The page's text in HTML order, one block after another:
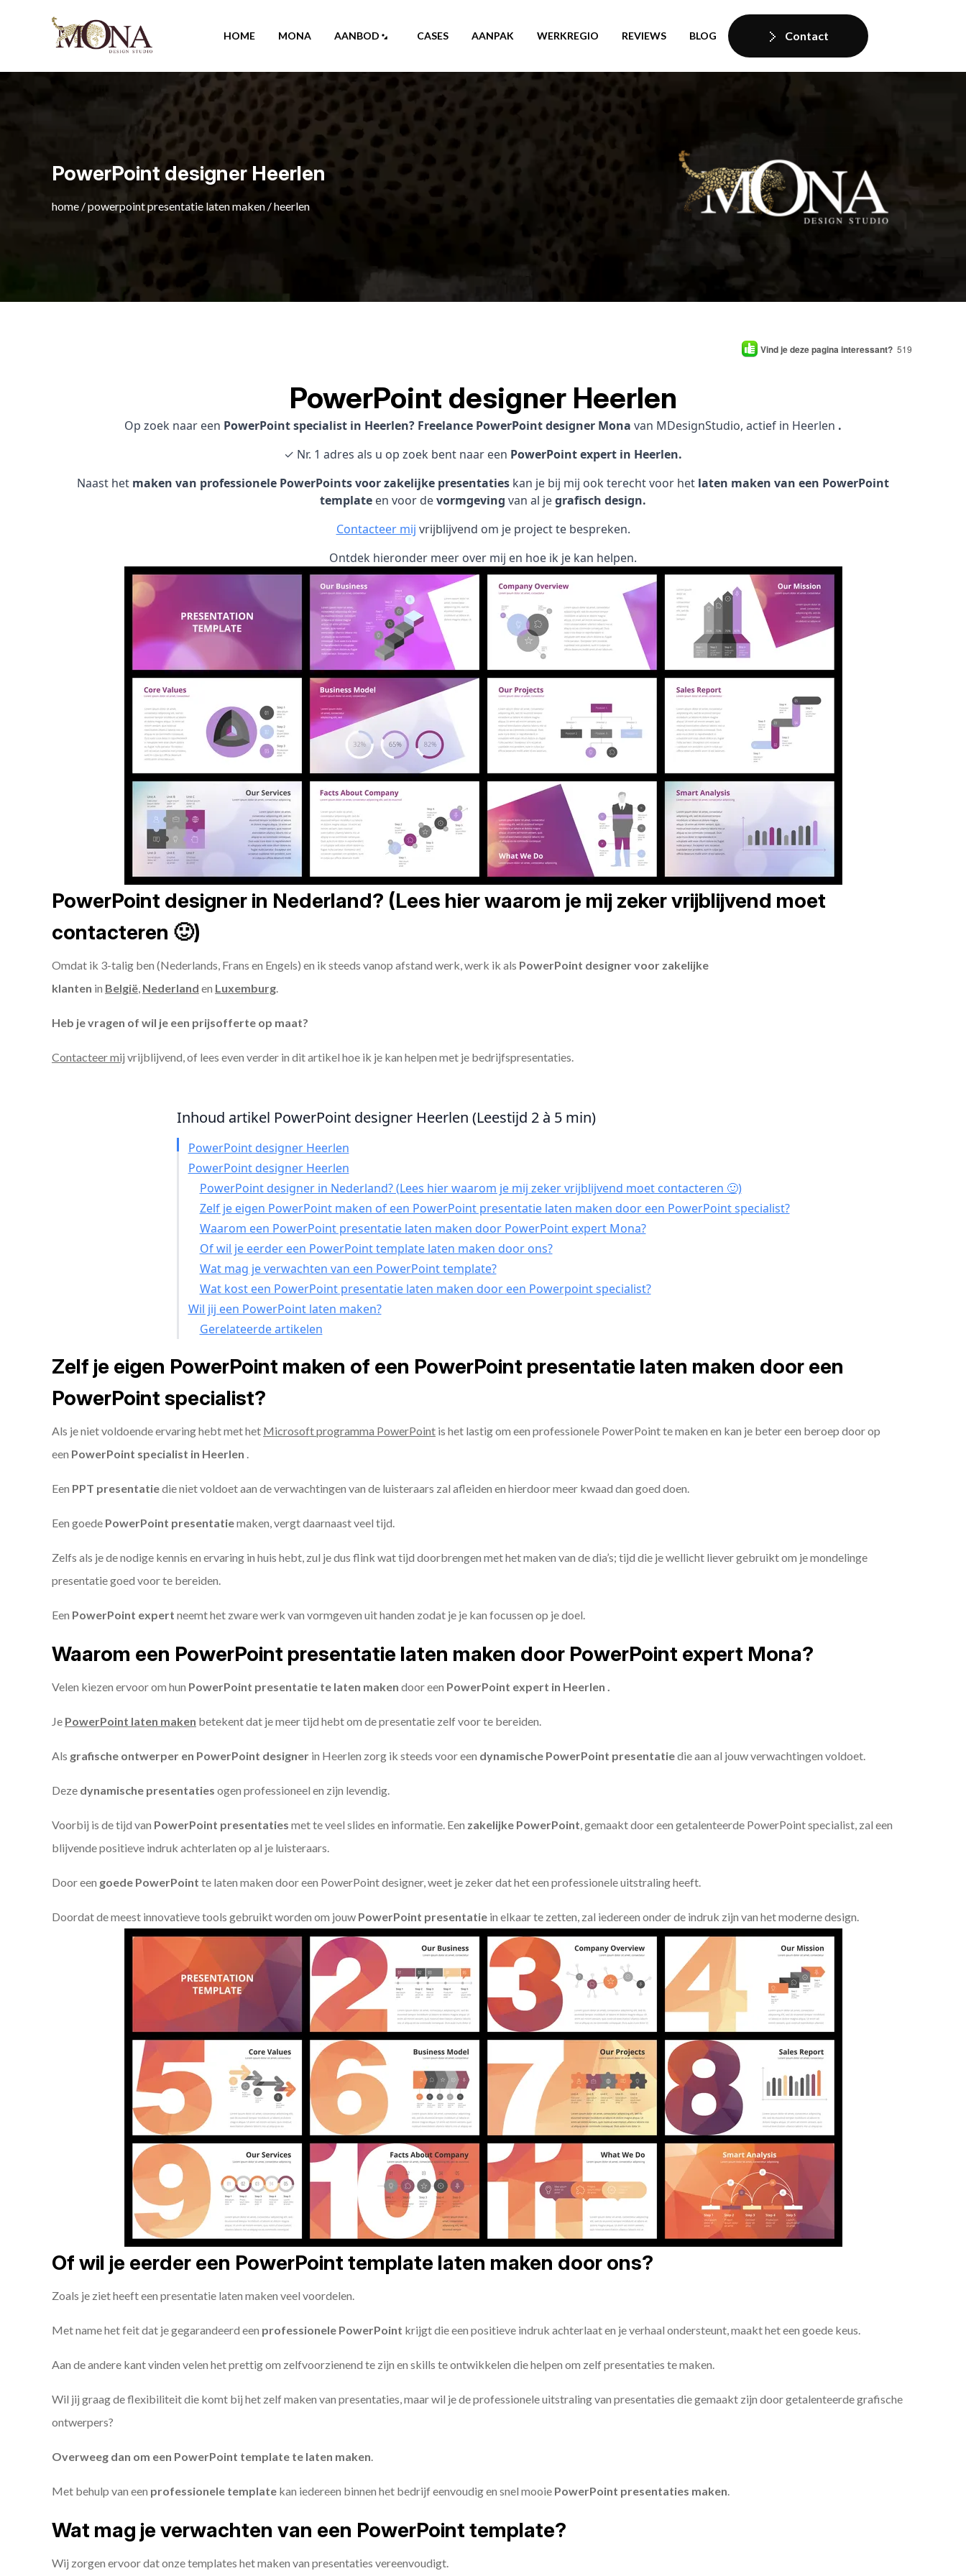
HOME MONA AANBOD CASES AANPAK WERKREGIO REVIEWS BLOG Contact
PowerPoint designer Heerlen
home /powerpoint presentatie laten maken/heerlen
Vind je deze pagina interessant? 519
PowerPoint designer Heerlen
Op zoek naar een PowerPoint specialist in Heerlen? Freelance PowerPoint designer Mona van MDesignStudio, actief in Heerlen .
✓ Nr. 1 adres als u op zoek bent naar een PowerPoint expert in Heerlen.
Naast het maken van professionele PowerPoints voor zakelijke presentaties kan je bij mij ook terecht voor het laten maken van een PowerPoint
template en voor devormgeving van al jegrafisch design.
Contacteer mij vrijblijvend om je project te bespreken.
Ontdek hieronder meer over mij en hoe ik je kan helpen.
PowerPoint designer in Nederland? (Lees hier waarom je mij zeker vrijblijvend moet
contacteren 🙂)
Omdat ik 3-talig ben (Nederlands, Frans en Engels) en ik steeds vanop afstand werk, werk ik als PowerPoint designer voor zakelijke
klanten in België, Nederland en Luxemburg.
Heb je vragen of wil je een prijsofferte op maat?
Contacteer mij vrijblijvend, of lees even verder in dit artikel hoe ik je kan helpen met je bedrijfspresentaties.
Inhoud artikel PowerPoint designer Heerlen (Leestijd 2 à 5 min)
PowerPoint designer Heerlen
PowerPoint designer Heerlen
PowerPoint designer in Nederland? (Lees hier waarom je mij zeker vrijblijvend moet contacteren 🙂)
Zelf je eigen PowerPoint maken of een PowerPoint presentatie laten maken door een PowerPoint specialist?
Waarom een PowerPoint presentatie laten maken door PowerPoint expert Mona?
Of wil je eerder een PowerPoint template laten maken door ons?
Wat mag je verwachten van een PowerPoint template?
Wat kost een PowerPoint presentatie laten maken door een Powerpoint specialist?
Wil jij een PowerPoint laten maken?
Gerelateerde artikelen
Zelf je eigen PowerPoint maken of een PowerPoint presentatie laten maken door een
PowerPoint specialist?
Als je niet voldoende ervaring hebt met het Microsoft programma PowerPoint is het lastig om een professionele PowerPoint te maken en kan je beter een beroep door op
een PowerPoint specialist in Heerlen .
Een PPT presentatiedie niet voldoet aan de verwachtingen van de luisteraars zal afleiden en hierdoor meer kwaad dan goed doen.
Een goede PowerPoint presentatiemaken, vergt daarnaast veel tijd.
Zelfs als je de nodige kennis en ervaring in huis hebt, zul je dus flink wat tijd doorbrengen met het maken van de dia’s; tijd die je wellicht liever gebruikt om je mondelinge
presentatie goed voor te bereiden.
Een PowerPoint expert neemt het zware werk van vormgeven uit handen zodat je je kan focussen op je doel.
Waarom een PowerPoint presentatie laten maken door PowerPoint expert Mona?
Velen kiezen ervoor om hun PowerPoint presentatie te laten maken door een PowerPoint expert in Heerlen .
Je PowerPoint laten maken betekent dat je meer tijd hebt om de presentatie zelf voor te bereiden.
Als grafische ontwerper en PowerPoint designer in Heerlen zorg ik steeds voor een dynamische PowerPoint presentatiedie aan al jouw verwachtingen voldoet.
Deze dynamische presentaties ogen professioneel en zijn levendig.
Voorbij is de tijd van PowerPoint presentaties met te veel slides en informatie. Een zakelijke PowerPoint, gemaakt door een getalenteerde PowerPoint specialist, zal een
blijvende positieve indruk achterlaten op al je luisteraars.
Door een goede PowerPoint te laten maken door een PowerPoint designer, weet je zeker dat het een professionele uitstraling heeft.
Doordat de meest innovatieve tools gebruikt worden om jouw PowerPoint presentatie in elkaar te zetten, zal iedereen onder de indruk zijn van het moderne design.
Of wil je eerder een PowerPoint template laten maken door ons?
Zoals je ziet heeft een presentatie laten maken veel voordelen.
Met name het feit dat je gegarandeerd een professionele PowerPoint krijgt die een positieve indruk achterlaat en je verhaal ondersteunt, maakt het een goede keus.
Aan de andere kant vinden velen het prettig om zelfvoorzienend te zijn en skills te ontwikkelen die helpen om zelf presentaties te maken.
Wil jij graag de flexibiliteit die komt bij het zelf maken van presentaties, maar wil je de professionele uitstraling van presentaties die gemaakt zijn door getalenteerde grafische
ontwerpers?
Overweeg dan om een PowerPoint template te laten maken.
Met behulp van een professionele template kan iedereen binnen het bedrijf eenvoudig en snel mooie PowerPoint presentaties maken.
Wat mag je verwachten van een PowerPoint template?
Wij zorgen ervoor dat onze templates het maken van presentaties vereenvoudigt.